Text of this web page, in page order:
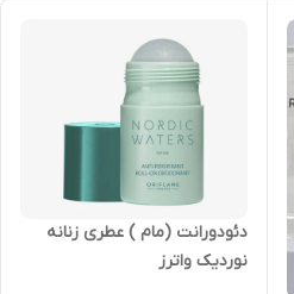
دئودورانت (مام ) عطری زنانه
نوردیک واترز